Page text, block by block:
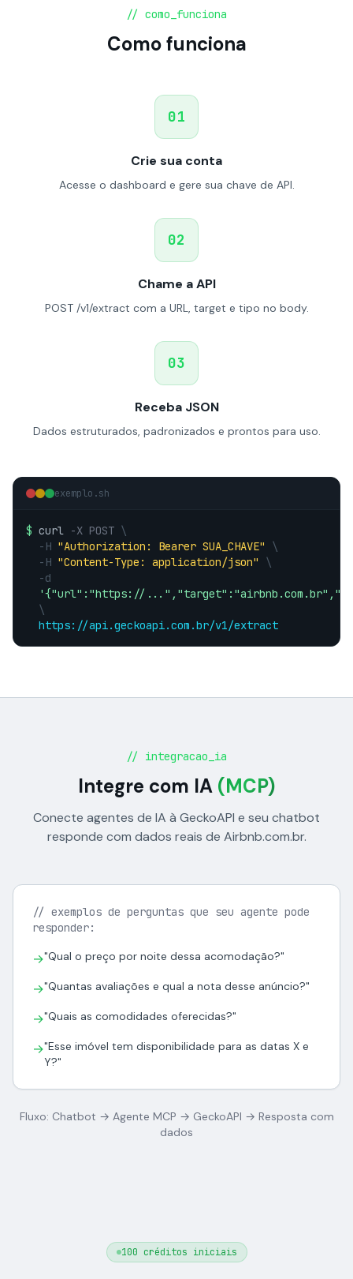
// como_funciona
Como funciona
01
Crie sua conta
Acesse o dashboard e gere sua chave de API.
02
Chame a API
POST /v1/extract com a URL, target e tipo no body.
03
Receba JSON
Dados estruturados, padronizados e prontos para uso.
exemplo.sh
$ curl -X POST \
-H "Authorization: Bearer SUA_CHAVE"
\
-H "Content-Type: application/json"
\
-d
'{"url":"https://
\
https://api.geckoapi.com.br/v1/extract
// integracao_ia
Integre com IA (MCP)
Conecte agentes de IA à GeckoAPI e seu chatbot
responde com dados reais de Airbnb.com.br.
// exemplos de perguntas que seu agente pode
responder:
→"Qual o preço por noite dessa acomodação?"
→"Quantas avaliações e qual a nota desse anúncio?"
→"Quais as comodidades oferecidas?"
→"Esse imóvel tem disponibilidade para as datas X e
Y?"
Fluxo: Chatbot → Agente MCP → GeckoAPI → Resposta com
dados
100 créditos iniciais